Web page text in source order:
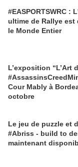
#EASPORTSWRC : L'expérience
ultime de Rallye
le Monde Entier
L’exposition “L’Art
Cour Mably à
octobre
Le jeu de puzzle et
#Abriss - build to
maintenant